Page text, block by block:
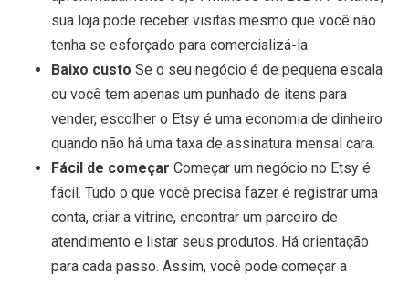
sua loja pode receber visitas mesmo que você não
tenha se esforçado para comercializá-la.
Baixo custo Se o seu negócio é de pequena escala
ou você tem apenas um punhado de itens para
vender, escolher o Etsy é uma economia de dinheiro
quando não há uma taxa de assinatura mensal cara.
Fácil de começar Começar um negócio no Etsy é
fácil. Tudo o que você precisa fazer é registrar uma
conta, criar a vitrine, encontrar um parceiro de
atendimento e listar seus produtos. Há orientação
para cada passo. Assim, você pode começar a